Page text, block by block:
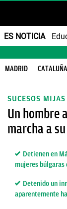
ES NOTICIA
MADRID CATALUÑA
SUCESOS MIJAS
Un hombre
marcha a
Detienen en
mujeres búlgaras
Detenido un
aparentemente